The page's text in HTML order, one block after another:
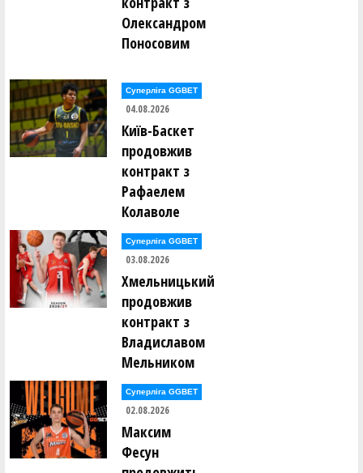
Станіслав Каковкін ()
Олексій Калашніков ()
Богдан Капелян ()
Микита Каравашкін ()
Даніїл Карпов ()
Владислав Кікоть ()
Ігор Кісліцин ()
Антон Кітаєв ()
Марина Коваль ()
Вадим Ковальов ()
Ярослав Кожушко ()
Євген Козачок ()
Олександр Коломієць ()
Андрій Кондратенко ()
Дмитро Корабльов ()
Петро Корнута ()
Андрій Коростильов ()
Костянтин Котов ()
Максим Кравець ()
Олексій Кравченко ()
Микита Красюк ()
Юрій Кривун ()
Юрій Кривун ()
Андрій Кротько ()
Олександр Кубашевський ()
Данило Кузьменко ()
Ія Кулік ()
Олександром
Поносовим
Суперліга GGBET
04.08.2026
Київ-Баскет
продовжив
контракт з
Рафаелем
Колаволе
Суперліга GGBET
03.08.2026
Хмельницький
продовжив
контракт з
Владиславом
Мельником
Суперліга GGBET
02.08.2026
Максим
Фесун